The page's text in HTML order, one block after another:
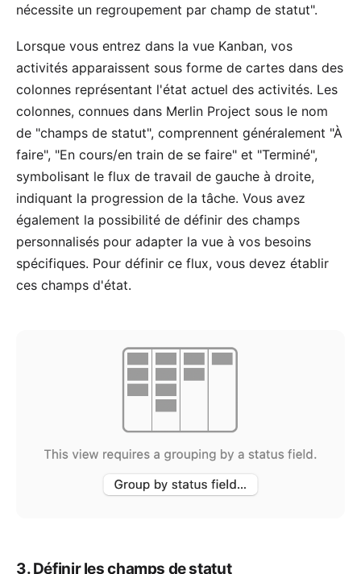
nécessite un regroupement par champ de statut".
Lorsque vous entrez dans la vue Kanban, vos
activités apparaissent sous forme de cartes dans des
colonnes représentant l'état actuel des activités. Les
colonnes, connues dans Merlin Project sous le nom
de "champs de statut", comprennent généralement "À
faire", "En cours/en train de se faire" et "Terminé",
symbolisant le flux de travail de gauche à droite,
indiquant la progression de la tâche. Vous avez
également la possibilité de définir des champs
personnalisés pour adapter la vue à vos besoins
spécifiques. Pour définir ce flux, vous devez établir
ces champs d'état.
3. Définir les champs de statut